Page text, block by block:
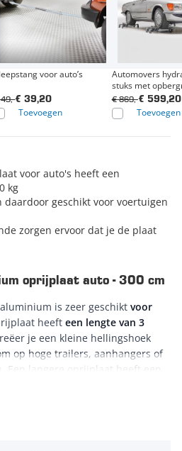
voor auto’s
€ 39,20
Toevoegen
Automovers
stuks met
€ 599,20
€ 869,-
Toevoegen
voor auto's heeft een
kg
geschikt voor voertuigen
zorgen ervoor dat je de plaat
oprijplaat auto - 300 cm
is zeer geschikt voor
heeft een lengte van 3
je een kleine hellingshoek
op hoge trailers, aanhangers of
Een langere oprijplaat heeft een
is in bepaalde gevallen beter
enkele oprijplaat bedraagt 900